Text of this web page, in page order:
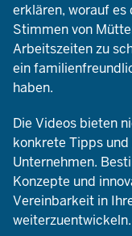
erklären, worauf
Stimmen von
Arbeitszeiten zu
ein
haben.
Die Videos bieten
konkrete Tipps
Unternehmen.
Konzepte und
Vereinbarkeit in
weiterzuentwickeln.